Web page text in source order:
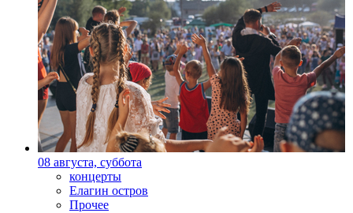
08 августа, суббота
концерты
Елагин остров
Прочее